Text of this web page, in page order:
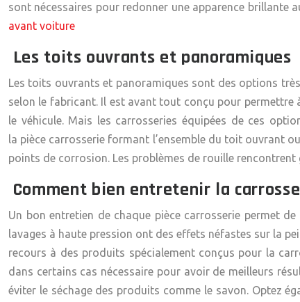
sont nécessaires pour redonner une apparence brillante
avant voiture
Les toits ouvrants et panoramiques
Les toits ouvrants et panoramiques sont des options
selon le fabricant. Il est avant tout conçu pour permettre
le véhicule. Mais les carrosseries équipées de ces
la pièce carrosserie formant l’ensemble du toit ouvrant
points de corrosion. Les problèmes de rouille
Comment bien entretenir la
Un bon entretien de chaque pièce carrosserie permet
lavages à haute pression ont des effets néfastes sur la
recours à des produits spécialement conçus pour la
dans certains cas nécessaire pour avoir de meilleurs
éviter le séchage des produits comme le savon. Optez